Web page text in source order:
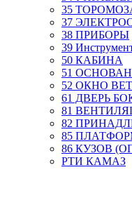
35
37
38 ПРИБОРЫ
39
50 КАБИНА
51
52 ОКНО
61 ДВЕРЬ
81
82
85
86 КУЗОВ
РТИ КАМАЗ